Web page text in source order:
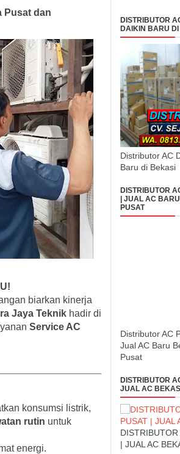
Pusat dan
biarkan kinerja
Jaya Teknik hadir di
Service AC
konsumsi listrik,
rutin untuk
energi.
DISTRIBUTOR
DAIKIN BARU
Distributor AC
Baru di Bekasi
DISTRIBUTOR
| JUAL AC
PUSAT
Distributor AC
Jual AC Baru
Pusat
DISTRIBUTOR
JUAL AC
DISTRIBUTOR
| JUAL AC